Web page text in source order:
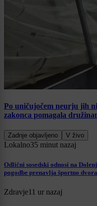
Po uničujočem neurju jih
zakonca pomagala
Zadnje objavljeno V živo
Lokalno35 minut nazaj
Odlični sosedski odnosi na
pogodbe prenavlja športno
Zdravje11 ur nazaj